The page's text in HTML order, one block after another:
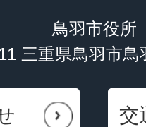
鳥羽市役所
三重県鳥羽市
交